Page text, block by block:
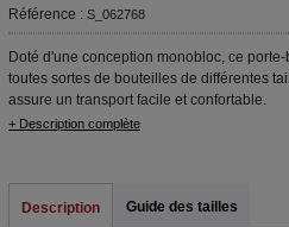
Référence : S_062768
Doté d'une conception monobloc, ce
toutes sortes de bouteilles de différentes
assure un transport facile et confortable.
+ Description complète
Description Guide des tailles